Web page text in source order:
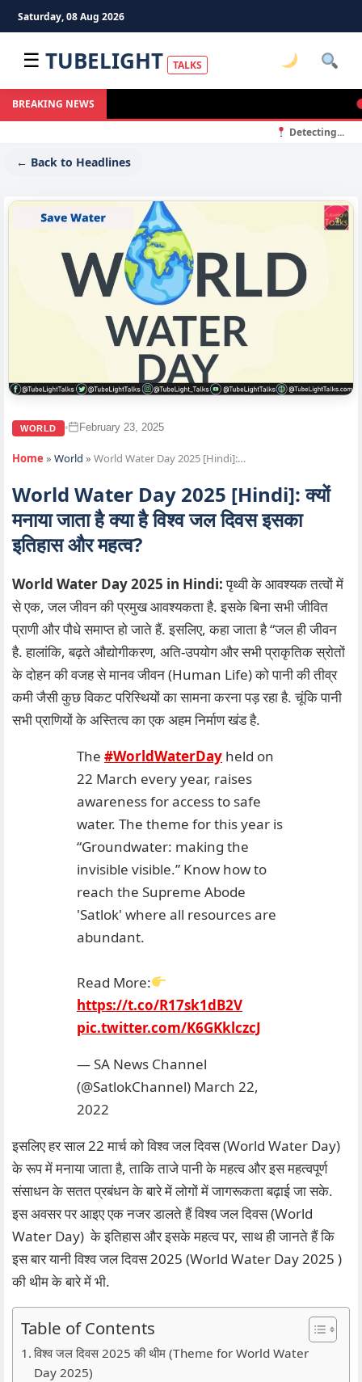
Saturday, 08 Aug 2026
☰ TUBELIGHT TALKS
BREAKING NEWS
Detecting...
← Back to Headlines
WORLD • February 23, 2025
Home » World » World Water Day 2025 [Hindi]:…
World Water Day 2025 [Hindi]: क्यों
मनाया जाता है क्या है विश्व जल दिवस इसका
इतिहास और महत्व?
World Water Day 2025 in Hindi:पृथ्वी के आवश्यक तत्वों में
से एक, जल जीवन की प्रमुख आवश्यकता है. इसके बिना सभी जीवित
प्राणी और पौधे समाप्त हो जाते हैं. इसलिए, कहा जाता है “जल ही जीवन
है. हालांकि, बढ़ते औद्योगीकरण, अति-उपयोग और सभी प्राकृतिक स्रोतों
के दोहन की वजह से मानव जीवन (Human Life) को पानी की तीव्र
कमी जैसी कुछ विकट परिस्थियों का सामना करना पड़ रहा है. चूंकि पानी
सभी प्राणियों के अस्तित्व का एक अहम निर्माण खंड है.
The #WorldWaterDay held on
22 March every year, raises
awareness for access to safe
water. The theme for this year is
“Groundwater: making the
invisible visible.” Know how to
reach the Supreme Abode
'Satlok' where all resources are
abundant.
Read More:
https://t.co/R17sk1dB2V
pic.twitter.com/K6GKklczcJ
— SA News Channel
(@SatlokChannel) March 22,
2022
इसलिए हर साल 22 मार्च को विश्व जल दिवस (World Water Day)
के रूप में मनाया जाता है, ताकि ताजे पानी के महत्व और इस महत्वपूर्ण
संसाधन के सतत प्रबंधन के बारे में लोगों में जागरूकता बढ़ाई जा सके.
इस अवसर पर आइए एक नजर डालते हैं विश्व जल दिवस (World
Water Day) के इतिहास और इसके महत्व पर, साथ ही जानते हैं कि
इस बार यानी विश्व जल दिवस 2025 (World Water Day 2025 )
की थीम के बारे में भी.
Table of Contents
विश्व जल दिवस 2025 की थीम (Theme for World Water
Day 2025)